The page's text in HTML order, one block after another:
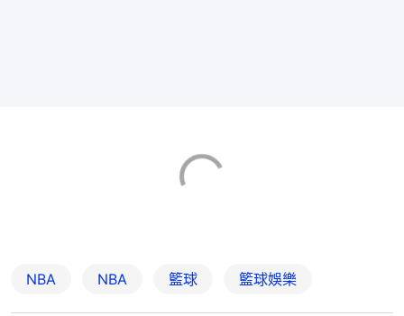
NBA NBA 籃球 籃球娛樂